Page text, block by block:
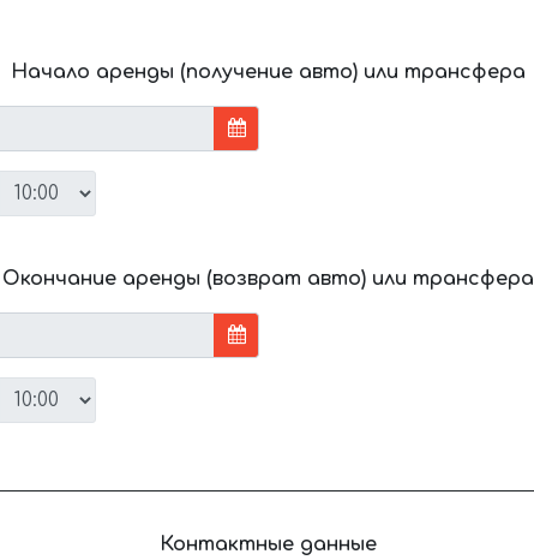
Начало аренды (получение авто) или трансфера
Окончание аренды (возврат авто) или трансфера
Контактные данные